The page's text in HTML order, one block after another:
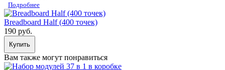
Подробнее
Breadboard Half (400 точек)
190 руб.
Купить
Вам также могут понравиться